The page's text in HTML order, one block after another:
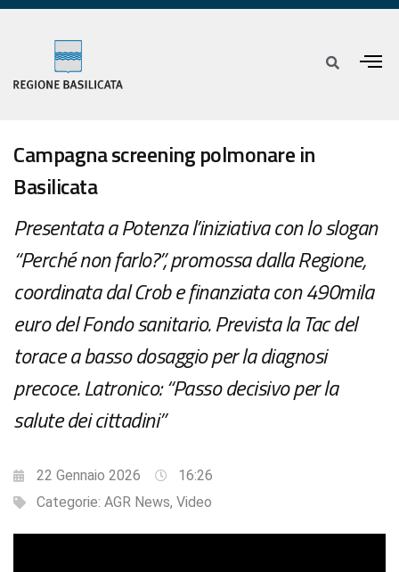
Campagna screening polmonare in
Basilicata
Presentata a Potenza l’iniziativa con lo slogan
“Perché non farlo?”, promossa dalla Regione,
coordinata dal Crob e finanziata con 490mila
euro del Fondo sanitario. Prevista la Tac del
torace a basso dosaggio per la diagnosi
precoce. Latronico: “Passo decisivo per la
salute dei cittadini”
22 Gennaio 2026
16:26
Categorie: AGR News, Video